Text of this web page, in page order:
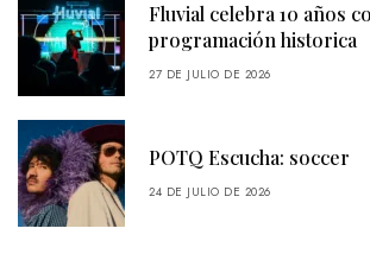
Fluvial celebra 10 años
programación historica
27 DE JULIO DE 2026
POTQ Escucha: soccer
24 DE JULIO DE 2026